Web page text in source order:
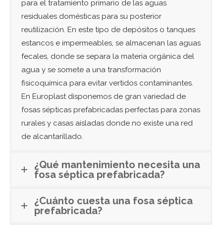
para el tratamiento primario de las aguas
residuales domésticas para su posterior
reutilización. En este tipo de depósitos o tanques
estancos e impermeables, se almacenan las aguas
fecales, donde se separa la materia orgánica del
agua y se somete a una transformación
fisicoquímica para evitar vertidos contaminantes.
En Europlast disponemos de gran variedad de
fosas sépticas prefabricadas perfectas para zonas
rurales y casas aisladas donde no existe una red
de alcantarillado.
¿Qué mantenimiento necesita una
fosa séptica prefabricada?
¿Cuánto cuesta una fosa séptica
prefabricada?